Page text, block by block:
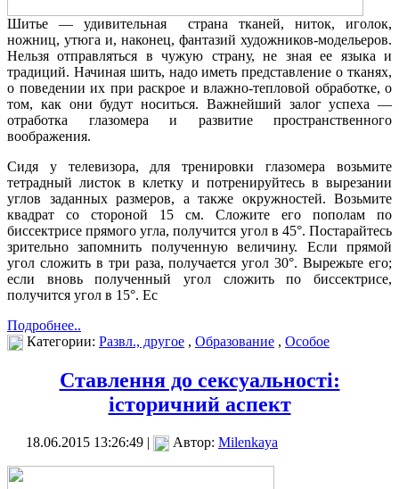
Шитье — удивительная страна тканей, ниток, иголок,
ножниц, утюга и, наконец, фантазий художников-модельеров.
Нельзя отправляться в чужую страну, не зная ее языка и
традиций. Начиная шить, надо иметь представление о тканях,
о поведении их при раскрое и влажно-тепловой обработке, о
том, как они будут носиться. Важнейший залог успеха —
отработка глазомера и развитие пространственного
воображения.
Сидя у телевизора, для тренировки глазомера возьмите
тетрадный листок в клетку и потренируйтесь в вырезании
углов заданных размеров, а также окружностей. Возьмите
квадрат со стороной 15 см. Сложите его пополам по
биссектрисе прямого угла, получится угол в 45°. Постарайтесь
зрительно запомнить полученную величину. Если прямой
угол сложить в три раза, получается угол 30°. Вырежьте его;
если вновь полученный угол сложить по биссектрисе,
получится угол в 15°. Ес
Подробнее..
Категории: Развл., другое , Образование , Особое
Ставлення до сексуальності:
історичний аспект
18.06.2015 13:26:49 | Автор: Milenkaya